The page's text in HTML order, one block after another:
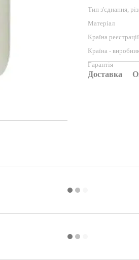
Тип з'єднання,
Матеріал
Країна
Країна -
Гарантія
Доставка